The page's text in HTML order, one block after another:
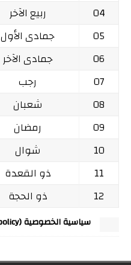
04
ربيع الآخر
05
جمادى الأول
06
جمادى الآخر
07
رجب
08
شعبان
09
رمضان
10
شوال
11
ذو القعدة
12
ذو الحجة
سياسية الخصوصية (Privacy policy)